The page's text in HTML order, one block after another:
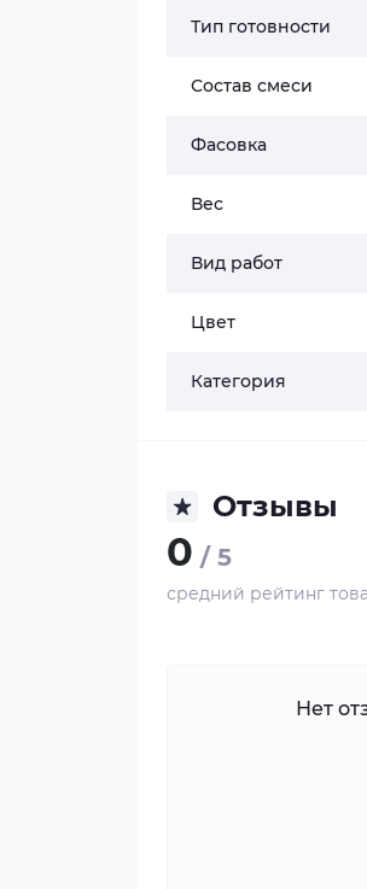
Тип готовности
Состав смеси
Фасовка
Вес
Вид работ
Цвет
Категория
Отзывы
0 / 5
средний рейтинг
Нет